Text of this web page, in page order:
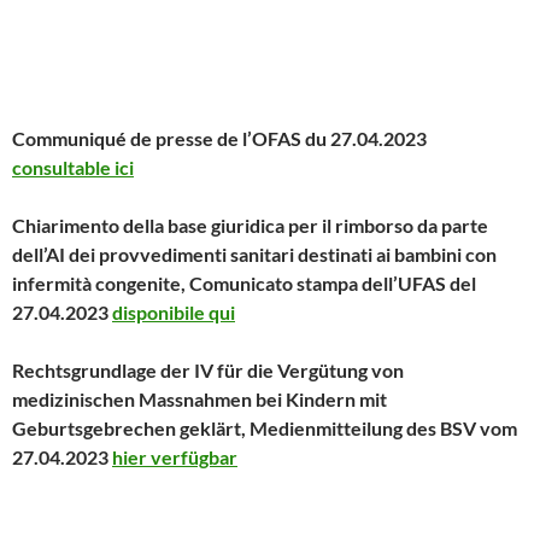
Communiqué de presse de l’OFAS du 27.04.2023
consultable ici
Chiarimento della base giuridica per il rimborso da parte
dell’AI dei provvedimenti sanitari destinati ai bambini con
infermità congenite, Comunicato stampa dell’UFAS del
27.04.2023disponibile qui
Rechtsgrundlage der IV für die Vergütung von
medizinischen Massnahmen bei Kindern mit
Geburtsgebrechen geklärt, Medienmitteilung des BSV vom
27.04.2023 hier verfügbar